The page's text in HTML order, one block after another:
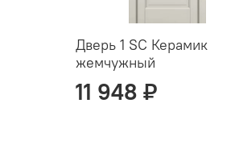
Дверь 1 SC Керамик
жемчужный
11 948 ₽